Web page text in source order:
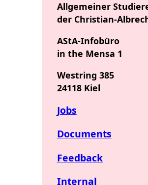
Allgemeiner
der Christian-
AStA-Infobüro
in the Mensa 1
Westring 385
24118 Kiel
Jobs
Documents
Feedback
Internal